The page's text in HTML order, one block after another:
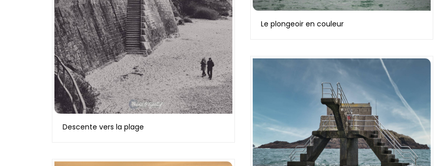
Descente vers la plage
Le plongeoir en couleur